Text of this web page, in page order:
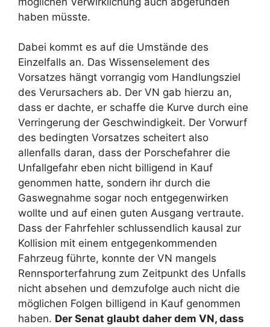
haben müsste.
Dabei kommt es auf die Umstände des
Einzelfalls an. Das Wissenselement des
Vorsatzes hängt vorrangig vom Handlungsziel
des Verursachers ab. Der VN gab hierzu an,
dass er dachte, er schaffe die Kurve durch eine
Verringerung der Geschwindigkeit. Der Vorwurf
des bedingten Vorsatzes scheitert also
allenfalls daran, dass der Porschefahrer die
Unfallgefahr eben nicht billigend in Kauf
genommen hatte, sondern ihr durch die
Gaswegnahme sogar noch entgegenwirken
wollte und auf einen guten Ausgang vertraute.
Dass der Fahrfehler schlussendlich kausal zur
Kollision mit einem entgegenkommenden
Fahrzeug führte, konnte der VN mangels
Rennsporterfahrung zum Zeitpunkt des Unfalls
nicht absehen und demzufolge auch nicht die
möglichen Folgen billigend in Kauf genommen
haben. Der Senat glaubt daher dem VN, dass